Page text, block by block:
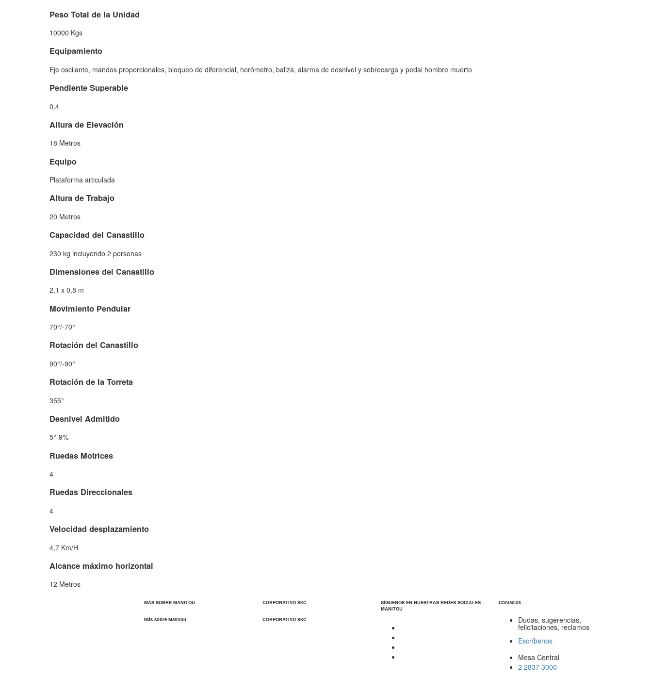
Peso Total de la Unidad
10000 Kgs
Equipamiento
Eje oscilante, mandos proporcionales, bloqueo de diferencial, horómetro, baliza, alarma de desnivel y sobrecarga y pedal hombre muerto
Pendiente Superable
0,4
Altura de Elevación
18 Metros
Equipo
Plataforma articulada
Altura de Trabajo
20 Metros
Capacidad del Canastillo
230 kg incluyendo 2 personas
Dimensiones del Canastillo
2,1 x 0,8 m
Movimiento Pendular
70°/-70°
Rotación del Canastillo
90°/-90°
Rotación de la Torreta
355°
Desnivel Admitido
5°-9%
Ruedas Motrices
4
Ruedas Direccionales
4
Velocidad desplazamiento
4,7 Km/H
Alcance máximo horizontal
12 Metros
MÁS SOBRE MANITOU
Más sobre Manitou
CORPORATIVO SKC
CORPORATIVO SKC
SÍGUENOS EN NUESTRAS REDES SOCIALES
MANITOU
Contactos
Dudas, sugerencias,
felicitaciones, reclamos
Escríbenos
Mesa Central
2 2837 3000